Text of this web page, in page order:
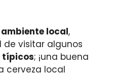
ambiente local,
visitar algunos
típicos; ¡una buena
cerveza local